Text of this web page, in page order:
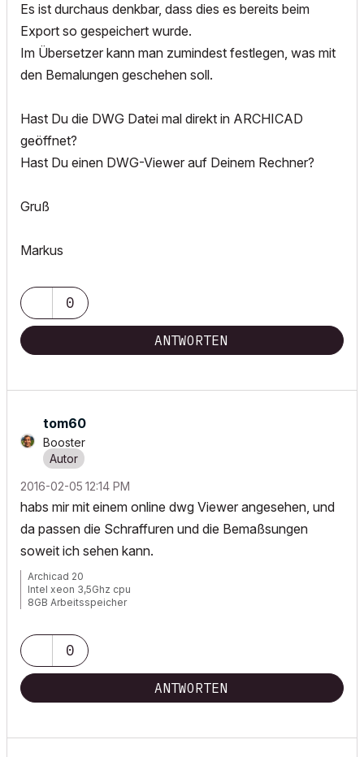
Es ist durchaus denkbar, dass dies es bereits beim
Export so gespeichert wurde.
Im Übersetzer kann man zumindest festlegen, was mit
den Bemalungen geschehen soll.
Hast Du die DWG Datei mal direkt in ARCHICAD
geöffnet?
Hast Du einen DWG-Viewer auf Deinem Rechner?
Gruß
Markus
0
ANTWORTEN
tom60
Booster
‎2016-02-05 12:14 PM
habs mir mit einem online dwg Viewer angesehen, und
da passen die Schraffuren und die Bemaßsungen
soweit ich sehen kann.
Archicad 20
Intel xeon 3,5Ghz cpu
8GB Arbeitsspeicher
0
ANTWORTEN